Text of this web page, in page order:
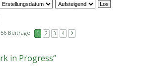
56 Beiträge 1 2 3 4
in Progress“